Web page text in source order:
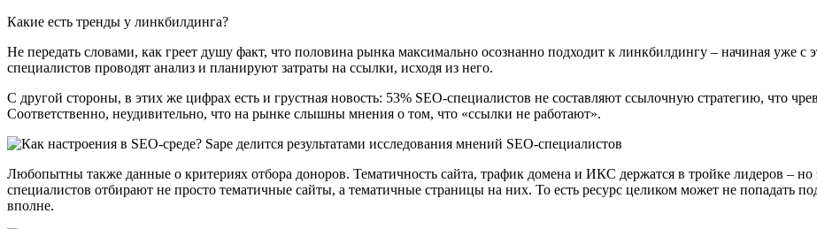
Какие есть тренды у линкбилдинга?
Не передать словами, как греет душу факт, что половина рынка максимально осознанно подходит к линкбилдингу – начиная уже
специалистов проводят анализ и планируют затраты на ссылки, исходя из него.
С другой стороны, в этих же цифрах есть и грустная новость: 53% SEO-специалистов не составляют ссылочную стратегию, что
Соответственно, неудивительно, что на рынке слышны мнения о том, что «ссылки не работают».
Любопытны также данные о критериях отбора доноров. Тематичность сайта, трафик домена и ИКС держатся в тройке лидеров –
специалистов отбирают не просто тематичные сайты, а тематичные страницы на них. То есть ресурс целиком может не попадать
вполне.